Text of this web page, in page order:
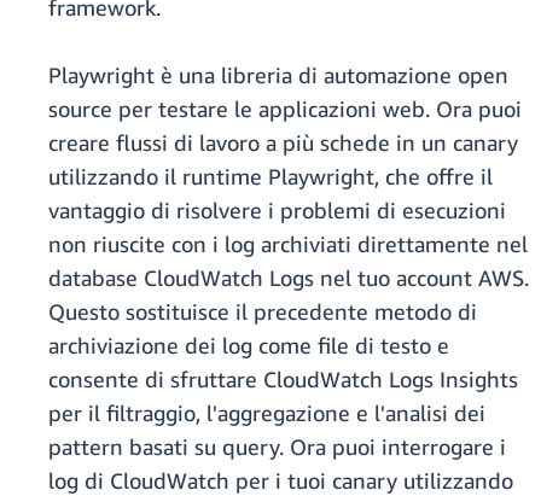
framework.
Playwright è una libreria di automazione open
source per testare le applicazioni web. Ora puoi
creare flussi di lavoro a più schede in un canary
utilizzando il runtime Playwright, che offre il
vantaggio di risolvere i problemi di esecuzioni
non riuscite con i log archiviati direttamente nel
database CloudWatch Logs nel tuo account AWS.
Questo sostituisce il precedente metodo di
archiviazione dei log come file di testo e
consente di sfruttare CloudWatch Logs Insights
per il filtraggio, l'aggregazione e l'analisi dei
pattern basati su query. Ora puoi interrogare i
log di CloudWatch per i tuoi canary utilizzando